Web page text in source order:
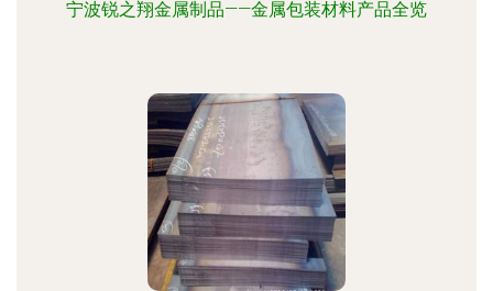
宁波锐之翔金属制品——金属包装材料产品全览